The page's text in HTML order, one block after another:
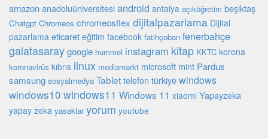
amazon anadoluüniversitesi android antalya açıköğretim beşiktaş
Chatgpt Chromeos chromeosflex dijitalpazarlama Dijital
pazarlama eticaret eğitim facebook fatihçoban fenerbahçe
galatasaraygoogle hummel instagram kitap KKTC korona
koronavirüs kıbrıs linux mediamarkt microsoft mint Pardus
samsung sosyalmedya Tablet telefon türkiyewindows
windows10 windows11 Windows 11 xiaomi Yapayzeka
yapay zeka yasaklar yorum youtube